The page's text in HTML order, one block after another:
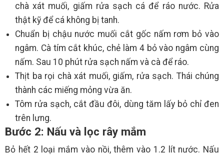
chà xát muối, giấm rửa sạch cá để ráo nước. Rửa
thật kỹ để cá không bị tanh.
Chuẩn bị chậu nước muối cắt gốc nấm rơm bỏ vào
ngâm. Cà tím cắt khúc, chẻ làm 4 bỏ vào ngâm cùng
nấm. Sau 10 phút rửa sạch nấm và cà để ráo.
Thịt ba rọi chà xát muối, giấm, rửa sạch. Thái chúng
thành các miếng mỏng vừa ăn.
Tôm rửa sạch, cắt đầu đôi, dùng tăm lấy bỏ chỉ đen
trên lưng.
Bước 2: Nấu và lọc rây mắm
Bỏ hết 2 loại mắm vào nồi, thêm vào 1.2 lít nước. Nấu